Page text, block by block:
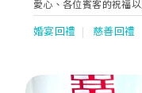
愛心、各位賓客的祝福
一同分享，令牠們也能感受您們的
捐款的去處，SAA會為
婚宴回禮 慈善回禮